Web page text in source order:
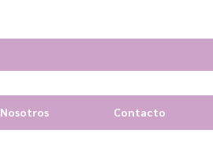
Nosotros Contacto